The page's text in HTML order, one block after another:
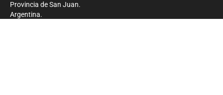
Provincia de San Juan.
Argentina.